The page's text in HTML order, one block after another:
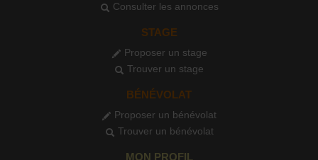
Consulter les annonces
STAGE
Proposer un stage
Trouver un stage
BÉNÉVOLAT
Proposer un bénévolat
Trouver un bénévolat
MON PROFIL